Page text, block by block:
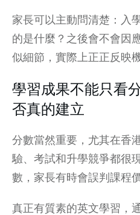
家長可以主動問清楚：入
的是什麼？之後會不會因
似細節，實際上正正反映
學習成果不能只看
否真的建立
分數當然重要，尤其在香
驗、考試和升學競爭都很
數，家長有時會誤判課程價
真正有質素的英文學習，